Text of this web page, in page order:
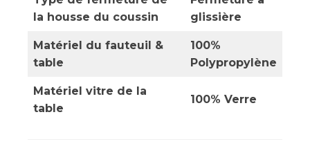
la housse du coussin
glissière
Matériel du fauteuil &
table
100%
Polypropylène
Matériel vitre de la
table
100% Verre